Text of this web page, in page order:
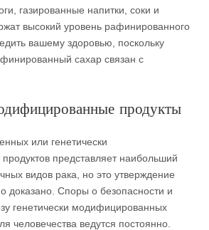
газированные напитки, соки и
высокий уровень рафинированного
вашему здоровью, поскольку
сахар связан с
продукты
или генетически
представляет наибольший
видов рака, но это утверждение
доказано. Споры о безопасности и
генетически модифицированных
человечества ведутся постоянно.